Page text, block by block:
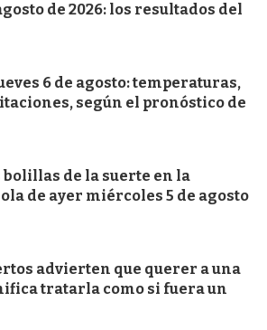
de 2026: los resultados del
6 de agosto: temperaturas,
según el pronóstico de
bolillas de la suerte en la
de ayer miércoles 5 de agosto
advierten que querer a una
tratarla como si fuera un